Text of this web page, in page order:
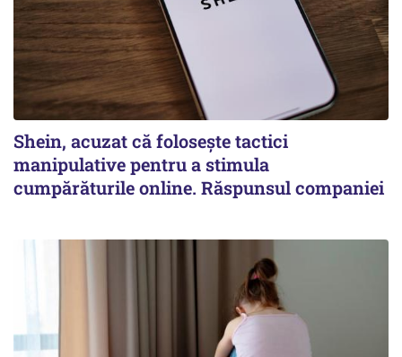
Shein, acuzat că folosește tactici
manipulative pentru a stimula
cumpărăturile online. Răspunsul companiei